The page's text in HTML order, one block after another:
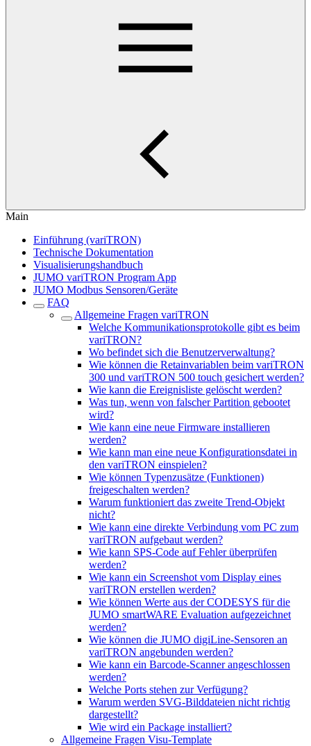
Main
Einführung (variTRON)
Technische Dokumentation
Visualisierungshandbuch
JUMO variTRON Program App
JUMO Modbus Sensoren/Geräte
FAQ
Allgemeine Fragen variTRON
Welche Kommunikationsprotokolle gibt es beim
variTRON?
Wo befindet sich die Benutzerverwaltung?
Wie können die Retainvariablen beim variTRON
300 und variTRON 500 touch gesichert werden?
Wie kann die Ereignisliste gelöscht werden?
Was tun, wenn von falscher Partition gebootet
wird?
Wie kann eine neue Firmware installieren
werden?
Wie kann man eine neue Konfigurationsdatei in
den variTRON einspielen?
Wie können Typenzusätze (Funktionen)
freigeschalten werden?
Warum funktioniert das zweite Trend-Objekt
nicht?
Wie kann eine direkte Verbindung vom PC zum
variTRON aufgebaut werden?
Wie kann SPS-Code auf Fehler überprüfen
werden?
Wie kann ein Screenshot vom Display eines
variTRON erstellen werden?
Wie können Werte aus der CODESYS für die
JUMO smartWARE Evaluation aufgezeichnet
werden?
Wie können die JUMO digiLine-Sensoren an
variTRON angebunden werden?
Wie kann ein Barcode-Scanner angeschlossen
werden?
Welche Ports stehen zur Verfügung?
Warum werden SVG-Bilddateien nicht richtig
dargestellt?
Wie wird ein Package installiert?
Allgemeine Fragen Visu-Template